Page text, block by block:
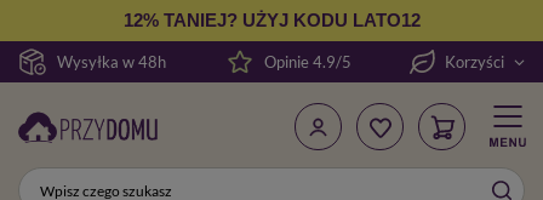
Wysyłka w 48h
12% TANIEJ? UŻYJ KODU LATO12
Opinie 4.9/5 Korzyści